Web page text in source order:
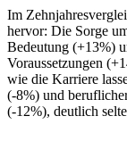
Im
hervor: Die Sorge
Bedeutung (+13%)
Voraussetzungen
wie die Karriere
(-8%) und
(-12%), deutlich